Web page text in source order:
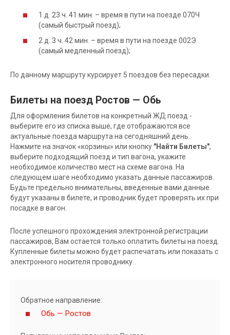
1 д. 23 ч. 41 мин. – время в пути на поезде 070Ч
(самый быстрый поезд);
2 д. 3 ч. 42 мин. – время в пути на поезде 002Э
(самый медленный поезд);
По данному маршруту курсирует 5 поездов без пересадки.
Билеты на поезд Ростов — Обь
Для оформления билетов на конкретный ЖД поезд -
выберите его из списка выше, где отображаются все
актуальные поезда маршрута на сегодняшний день.
Нажмите на значок «корзины» или кнопку "Найти Билеты",
выберите подходящий поезд и тип вагона, укажите
необходимое количество мест на схеме вагона. На
следующем шаге необходимо указать данные пассажиров.
Будьте предельно внимательны, введенные вами данные
будут указаны в билете, и проводник будет проверять их при
посадке в вагон.
После успешного прохождения электронной регистрации
пассажиров, Вам остается только оплатить билеты на поезд.
Купленные билеты можно будет распечатать или показать с
электронного носителя проводнику.
Обратное направление:
Обь — Ростов